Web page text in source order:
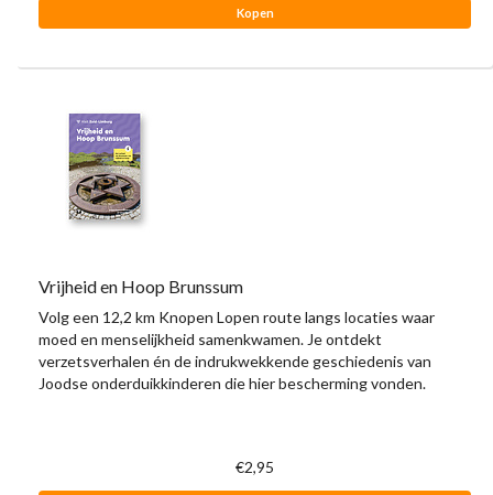
Kopen
Vrijheid en Hoop Brunssum
Volg een 12,2 km Knopen Lopen route langs locaties waar
moed en menselijkheid samenkwamen. Je ontdekt
verzetsverhalen én de indrukwekkende geschiedenis van
Joodse onderduikkinderen die hier bescherming vonden.
€2,95